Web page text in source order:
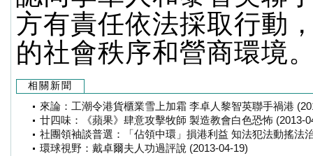
方有責任依法採取行動
的社會秩序和營商環境
相關新聞
來論：工潮令港貨櫃業雪上加霜 李卓人黎智英聯手禍港
廿四味：《蘋果》肆意攻擊牧師 製造教會白色恐怖 (2013-
社團領袖談普選：「佔領中環」損港利益 知法犯法動搖法
環球視野：戴卓爾夫人功過評說 (2013-04-19)